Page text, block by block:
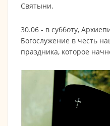
Святыни.
30.06 - в субботу,
Богослужение в честь
праздника, которое